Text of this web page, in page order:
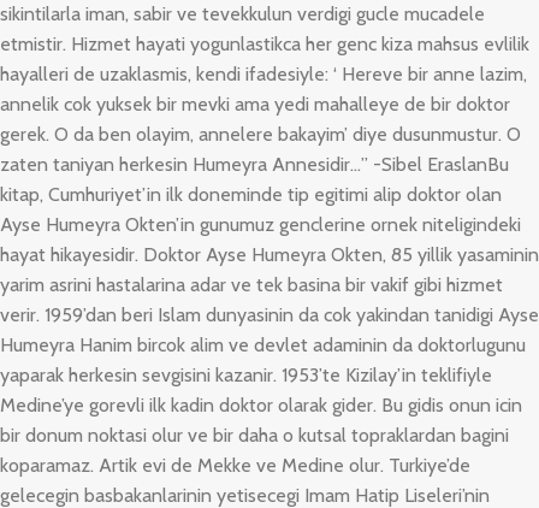
sikintilarla iman, sabir ve tevekkulun verdigi gucle mucadele
etmistir. Hizmet hayati yogunlastikca her genc kiza mahsus evlilik
hayalleri de uzaklasmis, kendi ifadesiyle: ‘ Hereve bir anne lazim,
annelik cok yuksek bir mevki ama yedi mahalleye de bir doktor
gerek. O da ben olayim, annelere bakayim’ diye dusunmustur. O
zaten taniyan herkesin Humeyra Annesidir…” -Sibel EraslanBu
kitap, Cumhuriyet’in ilk doneminde tip egitimi alip doktor olan
Ayse Humeyra Okten’in gunumuz genclerine ornek niteligindeki
hayat hikayesidir. Doktor Ayse Humeyra Okten, 85 yillik yasaminin
yarim asrini hastalarina adar ve tek basina bir vakif gibi hizmet
verir. 1959’dan beri Islam dunyasinin da cok yakindan tanidigi Ayse
Humeyra Hanim bircok alim ve devlet adaminin da doktorlugunu
yaparak herkesin sevgisini kazanir. 1953’te Kizilay’in teklifiyle
Medine’ye gorevli ilk kadin doktor olarak gider. Bu gidis onun icin
bir donum noktasi olur ve bir daha o kutsal topraklardan bagini
koparamaz. Artik evi de Mekke ve Medine olur. Turkiye’de
gelecegin basbakanlarinin yetisecegi Imam Hatip Liseleri’nin